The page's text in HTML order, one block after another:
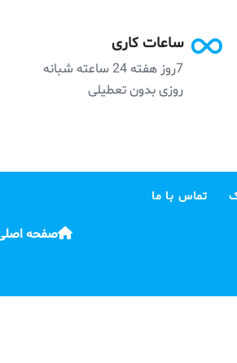
ساعات کاری
7روز هفته 24 ساعته شبانه
روزی بدون تعطیلی
تماس با ما
صفحه